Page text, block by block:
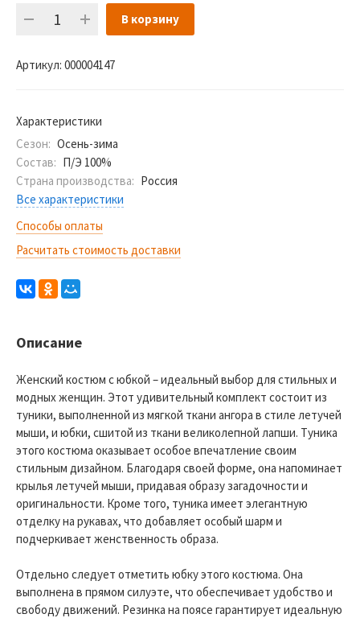
В корзину
Артикул: 000004147
Характеристики
Сезон: Осень-зима
Состав: П/Э 100%
Страна производства: Россия
Все характеристики
Способы оплаты
Расчитать стоимость доставки
Описание
Женский костюм с юбкой – идеальный выбор для стильных и
модных женщин. Этот удивительный комплект состоит из
туники, выполненной из мягкой ткани ангора в стиле летучей
мыши, и юбки, сшитой из ткани великолепной лапши. Туника
этого костюма оказывает особое впечатление своим
стильным дизайном. Благодаря своей форме, она напоминает
крылья летучей мыши, придавая образу загадочности и
оригинальности. Кроме того, туника имеет элегантную
отделку на рукавах, что добавляет особый шарм и
подчеркивает женственность образа.
Отдельно следует отметить юбку этого костюма. Она
выполнена в прямом силуэте, что обеспечивает удобство и
свободу движений. Резинка на поясе гарантирует идеальную